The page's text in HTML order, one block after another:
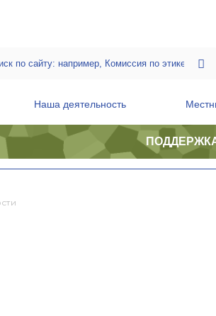
Наша деятельность